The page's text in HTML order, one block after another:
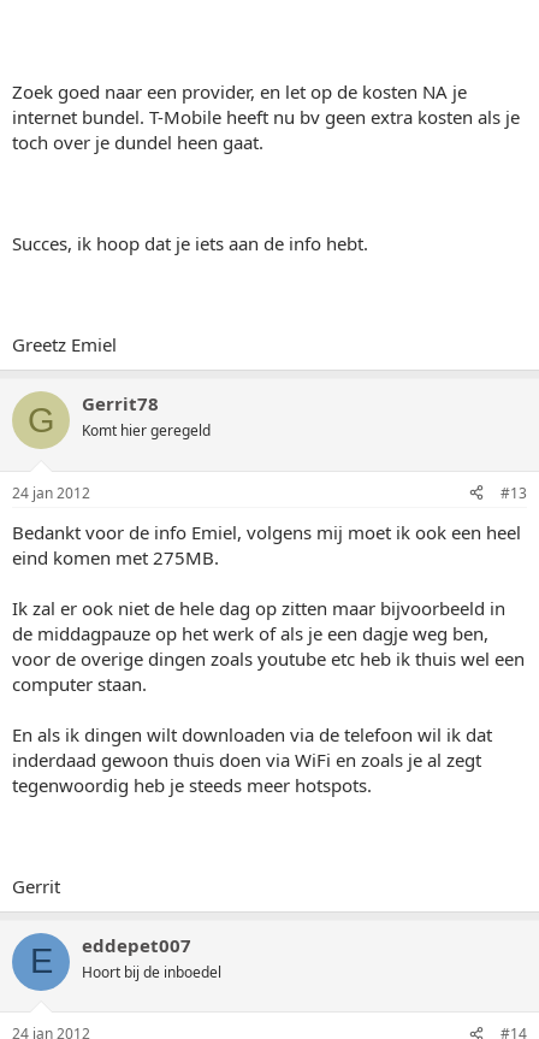
Zoek goed naar een provider, en let op de kosten NA je
internet bundel. T-Mobile heeft nu bv geen extra kosten als je
toch over je dundel heen gaat.
Succes, ik hoop dat je iets aan de info hebt.
Greetz Emiel
G Gerrit78
Komt hier geregeld
24 jan 2012 #13
Bedankt voor de info Emiel, volgens mij moet ik ook een heel
eind komen met 275MB.
Ik zal er ook niet de hele dag op zitten maar bijvoorbeeld in
de middagpauze op het werk of als je een dagje weg ben,
voor de overige dingen zoals youtube etc heb ik thuis wel een
computer staan.
En als ik dingen wilt downloaden via de telefoon wil ik dat
inderdaad gewoon thuis doen via WiFi en zoals je al zegt
tegenwoordig heb je steeds meer hotspots.
Gerrit
E eddepet007
Hoort bij de inboedel
24 jan 2012 #14